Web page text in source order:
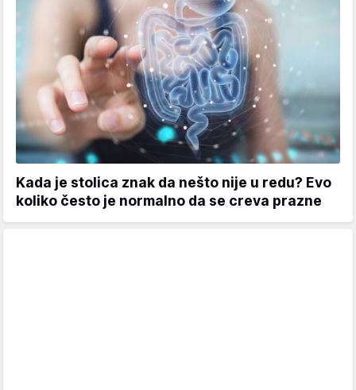
Kada je stolica znak da nešto nije u redu? Evo
koliko često je normalno da se creva prazne